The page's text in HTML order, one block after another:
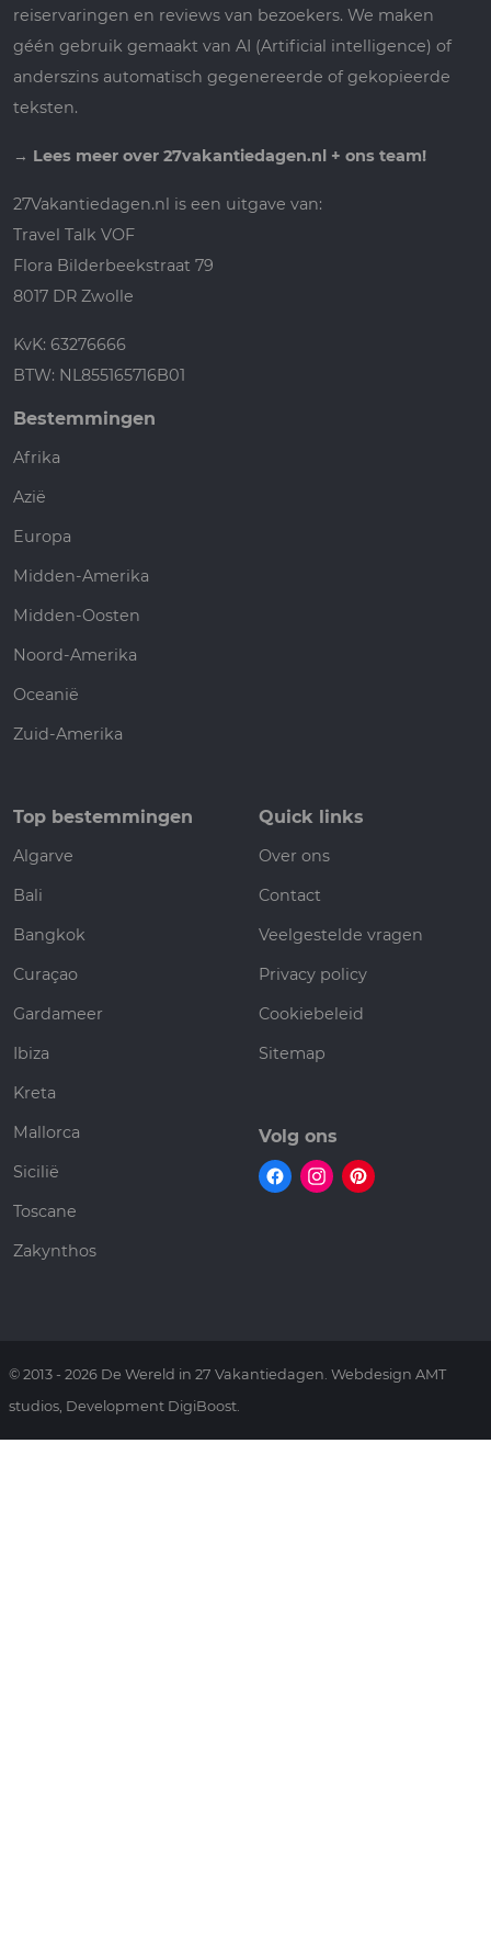
reiservaringen en reviews van bezoekers. We maken
géén gebruik gemaakt van AI (Artificial intelligence) of
anderszins automatisch gegenereerde of gekopieerde
teksten.
→ Lees meer over 27vakantiedagen.nl + ons team!
27Vakantiedagen.nl is een uitgave van:
Travel Talk VOF
Flora Bilderbeekstraat 79
8017 DR Zwolle
KvK: 63276666
BTW: NL855165716B01
Bestemmingen
Afrika
Azië
Europa
Midden-Amerika
Midden-Oosten
Noord-Amerika
Oceanië
Zuid-Amerika
Top bestemmingen
Algarve
Bali
Bangkok
Curaçao
Gardameer
Ibiza
Kreta
Mallorca
Sicilië
Toscane
Zakynthos
Quick links
Over ons
Contact
Veelgestelde vragen
Privacy policy
Cookiebeleid
Sitemap
Volg ons
© 2013 - 2026 De Wereld in 27 Vakantiedagen. Webdesign AMT
studios, Development DigiBoost.